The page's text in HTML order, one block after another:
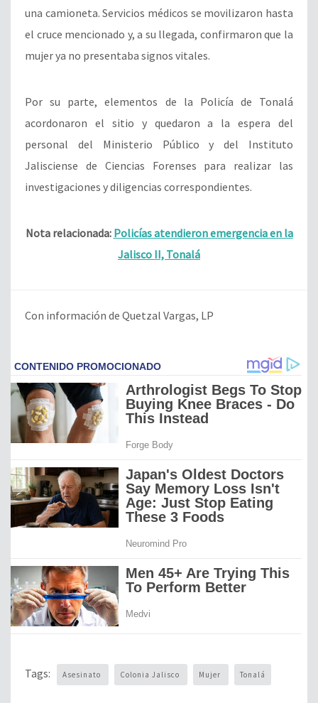
una camioneta. Servicios médicos se movilizaron hasta
el cruce mencionado y, a su llegada, confirmaron que la
mujer ya no presentaba signos vitales.
Por su parte, elementos de la Policía de Tonalá
acordonaron el sitio y quedaron a la espera del
personal del Ministerio Público y del Instituto
Jalisciense de Ciencias Forenses para realizar las
investigaciones y diligencias correspondientes.
Nota relacionada: Policías atendieron emergencia en la
Jalisco II, Tonalá
Con información de Quetzal Vargas, LP
Tags: Asesinato Colonia Jalisco Mujer Tonalá